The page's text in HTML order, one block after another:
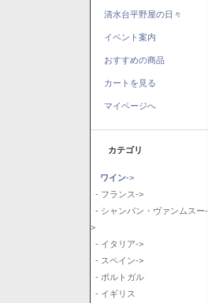
清水台平野屋の日々
イベント案内
おすすめの商品
カートを見る
マイページへ
カテゴリ
ワイン->
- フランス->
- シャンパン・ヴァンムスー-
>
- イタリア->
- スペイン->
- ポルトガル
- イギリス